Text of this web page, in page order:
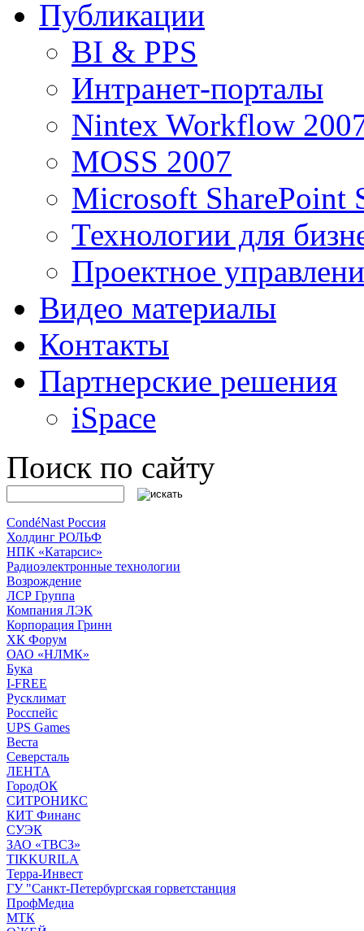
Публикации
BI & PPS
Интранет-порталы
Nintex Workflow
MOSS 2007
Microsoft SharePoint
Технологии для
Проектное
Видео материалы
Контакты
Партнерские решения
iSpace
Поиск по сайту
CondéNast Россия
Холдинг РОЛЬФ
НПК «Катарсис»
Радиоэлектронные технологии
Возрождение
ЛСР Группа
Компания ЛЭК
Корпорация Гринн
ХК Форум
ОАО «НЛМК»
Бука
I-FREE
Русклимат
Росспейс
UPS Games
Веста
Северсталь
ЛЕНТА
ГородОК
СИТРОНИКС
КИТ Финанс
СУЭК
ЗАО «ТВСЗ»
TIKKURILA
Терра-Инвест
ГУ "Санкт-Петербургская горветстанция
ПрофМедиа
МТК